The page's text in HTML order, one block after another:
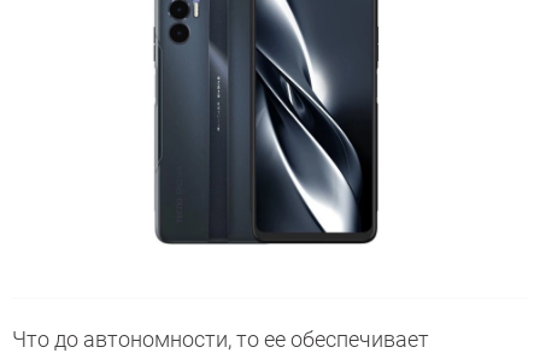
Что до автономности, то ее обеспечивает